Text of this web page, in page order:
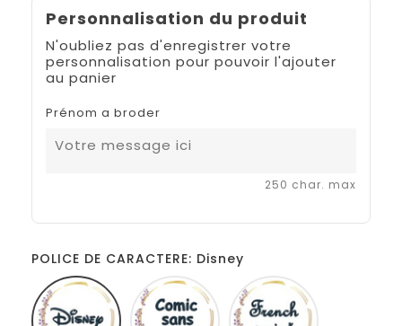
Personnalisation du produit
N'oubliez pas d'enregistrer votre
personnalisation pour pouvoir l'ajouter
au panier
Prénom a broder
250 char. max
POLICE DE CARACTERE: Disney
Disney
Comic
sans
ms